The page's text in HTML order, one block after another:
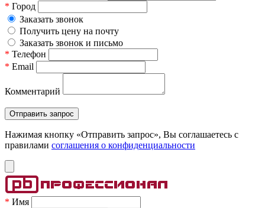
* Город
Заказать звонок
Получить цену на почту
Заказать звонок и письмо
* Телефон
* Email
Комментарий
Нажимая кнопку «Отправить запрос», Вы соглашаетесь c
правилами соглашения о конфиденциальности
* Имя